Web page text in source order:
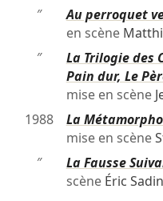
″
Au perroquet
en scène
″
La Trilogie des
Pain dur, Le
mise en scène
1988
La
mise en scène
″
La Fausse
scène Éric Sadin